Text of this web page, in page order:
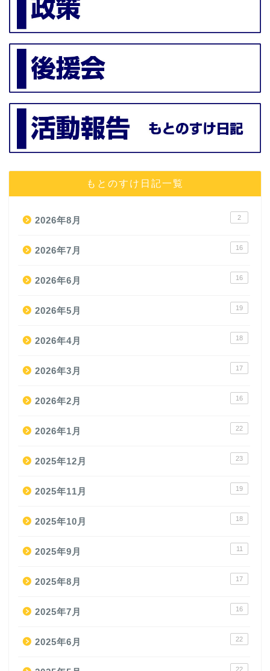
もとのすけ日記一覧
2026年8月 2
2026年7月 16
2026年6月 16
2026年5月 19
2026年4月 18
2026年3月 17
2026年2月 16
2026年1月 22
2025年12月 23
2025年11月 19
2025年10月 18
2025年9月 11
2025年8月 17
2025年7月 16
2025年6月 22
22